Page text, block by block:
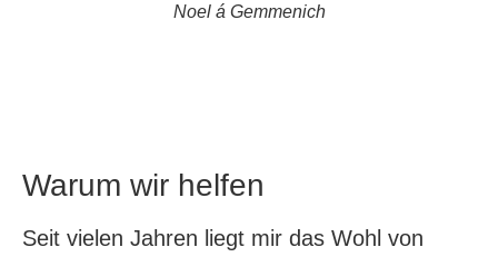
Noel á Gemmenich
Warum wir helfen
Seit vielen Jahren liegt mir das Wohl von